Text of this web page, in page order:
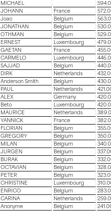
MICHAEL
JOHANN France
Joao Belgium
JONATHAN Belgium
OTHMAN Belgium
ERNEST Luxembourg
GAETAN France
CARMELO Luxembourg
SAJJAD Belgium
DIRK Netherlands
Anderson Smith Belgium
PAUL Netherlands
ALEX Germany
Beto Luxembourg
MAURICE Netherlands
YANNICK France
FLORIAN Belgium
GREGORY Belgium
MILAN Belgium
JURGEN Belgium
BURAK Belgium
OCTAVIAN Belgium
PETER Belgium
CHRISTINE Luxembourg
ENRICO Belgium
CARINA Netherlands
Anonyme Belgium